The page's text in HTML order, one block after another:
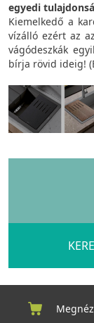
egyedi
Kiemelkedő a
vízálló ezért az
vágódeszkák
bírja rövid ideig!